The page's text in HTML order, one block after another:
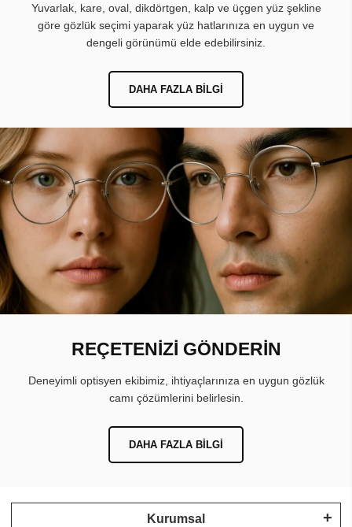
Yuvarlak, kare, oval, dikdörtgen, kalp ve üçgen yüz şekline
göre gözlük seçimi yaparak yüz hatlarınıza en uygun ve
dengeli görünümü elde edebilirsiniz.
DAHA FAZLA BILGI
REÇETENİZİ GÖNDERİN
Deneyimli optisyen ekibimiz, ihtiyaçlarınıza en uygun gözlük
camı çözümlerini belirlesin.
DAHA FAZLA BILGI
Kurumsal